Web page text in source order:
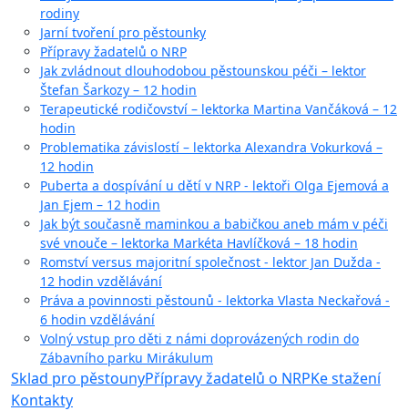
rodiny
Jarní tvoření pro pěstounky
Přípravy žadatelů o NRP
Jak zvládnout dlouhodobou pěstounskou péči – lektor
Štefan Šarkozy – 12 hodin
Terapeutické rodičovství – lektorka Martina Vančáková – 12
hodin
Problematika závislostí – lektorka Alexandra Vokurková –
12 hodin
Puberta a dospívání u dětí v NRP - lektoři Olga Ejemová a
Jan Ejem – 12 hodin
Jak být současně maminkou a babičkou aneb mám v péči
své vnouče – lektorka Markéta Havlíčková – 18 hodin
Romství versus majoritní společnost - lektor Jan Dužda -
12 hodin vzdělávání
Práva a povinnosti pěstounů - lektorka Vlasta Neckařová -
6 hodin vzdělávání
Volný vstup pro děti z námi doprovázených rodin do
Zábavního parku Mirákulum
Sklad pro pěstounyPřípravy žadatelů o NRPKe stažení
Kontakty